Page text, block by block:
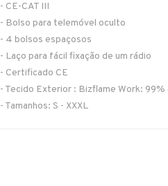
- CE-CAT III
- Bolso para telemóvel oculto
- 4 bolsos espaçosos
- Laço para fácil fixação de um rádio
- Certificado CE
- Tecido Exterior : Bizflame Work:
- Tamanhos: S - XXXL